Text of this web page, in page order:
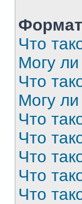
Что
Могу
Что
Могу
Что
Что
Что
Что
Что